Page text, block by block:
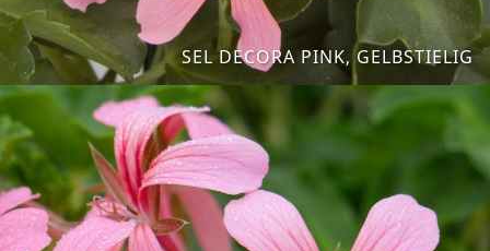
SEL DECORA PINK, GELBSTIELIG